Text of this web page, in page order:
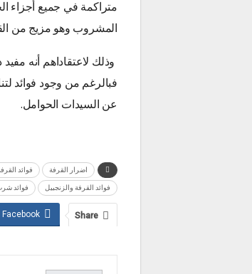
متراكمة في جميع أجزاء
المشروب وهو مزيج من
وذلك لاعتقاداهم أنه
فبالرغم من وجود فوائد
عن السيدات الحوامل.
اضرار القرفة فوائد
فوائد القرفة والزنجبيل فوائد
Share
Facebook